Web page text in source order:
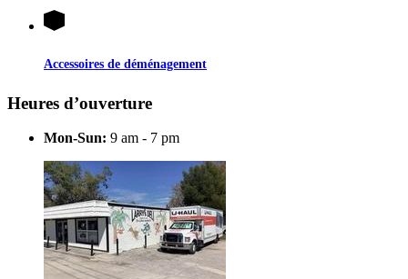
Accessoires de déménagement
Heures d’ouverture
Mon-Sun: 9 am - 7 pm